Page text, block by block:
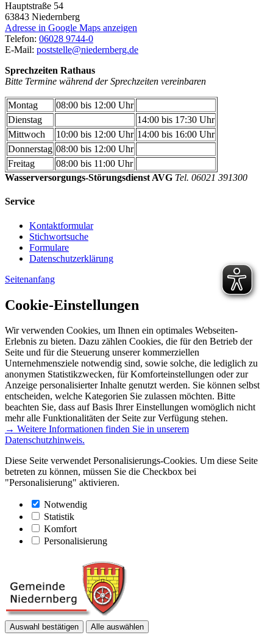
Hauptstraße 54
63843 Niedernberg
Adresse in Google Maps anzeigen
Telefon: 06028 9744-0
E-Mail: poststelle@niedernberg.de
Sprechzeiten Rathaus
Bitte Termine während der Sprechzeiten vereinbaren
Montag
08:00 bis 12:00 Uhr
Dienstag
14:00 bis 17:30 Uhr
Mittwoch
10:00 bis 12:00 Uhr 14:00 bis 16:00 Uhr
Donnerstag 08:00 bis 12:00 Uhr
Freitag
08:00 bis 11:00 Uhr
Wasserversorgungs-Störungsdienst AVG Tel. 06021 391300
Service
Kontaktformular
Stichwortsuche
Formulare
Datenschutzerklärung
Seitenanfang
Cookie-Einstellungen
Wir verwenden Cookies, um Ihnen ein optimales Webseiten-
Erlebnis zu bieten. Dazu zählen Cookies, die für den Betrieb der
Seite und für die Steuerung unserer kommerziellen
Unternehmensziele notwendig sind, sowie solche, die lediglich zu
anonymen Statistikzwecken, für Komforteinstellungen oder zur
Anzeige personalisierter Inhalte genutzt werden. Sie können selbst
entscheiden, welche Kategorien Sie zulassen möchten. Bitte
beachten Sie, dass auf Basis Ihrer Einstellungen womöglich nicht
mehr alle Funktionalitäten der Seite zur Verfügung stehen.
→ Weitere Informationen finden Sie in unserem
Datenschutzhinweis.
Diese Seite verwendet Personalisierungs-Cookies. Um diese Seite
betreten zu können, müssen Sie die Checkbox bei
"Personalisierung" aktivieren.
Notwendig
Statistik
Komfort
Personalisierung
Auswahl bestätigen Alle auswählen